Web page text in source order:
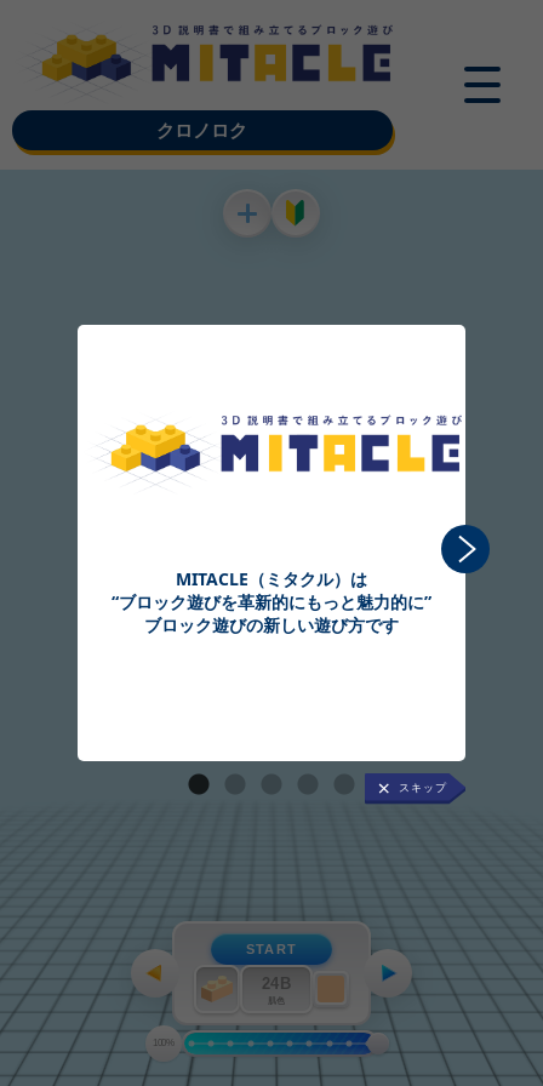
クロノロク
MITACLE（ミタクル）は
“ブロック遊びを革新的にもっと魅力的に”
ブロック遊びの新しい遊び方です
START
24B
肌色
100%